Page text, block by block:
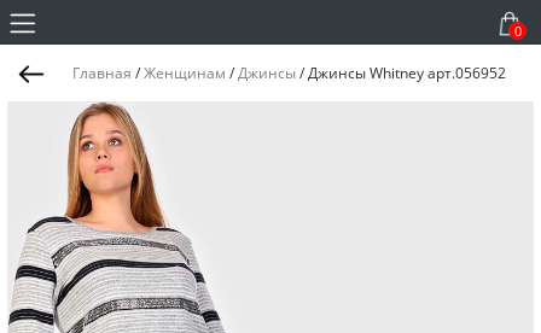
0
Главная /Женщинам /Джинсы/Джинсы Whitney арт.056952